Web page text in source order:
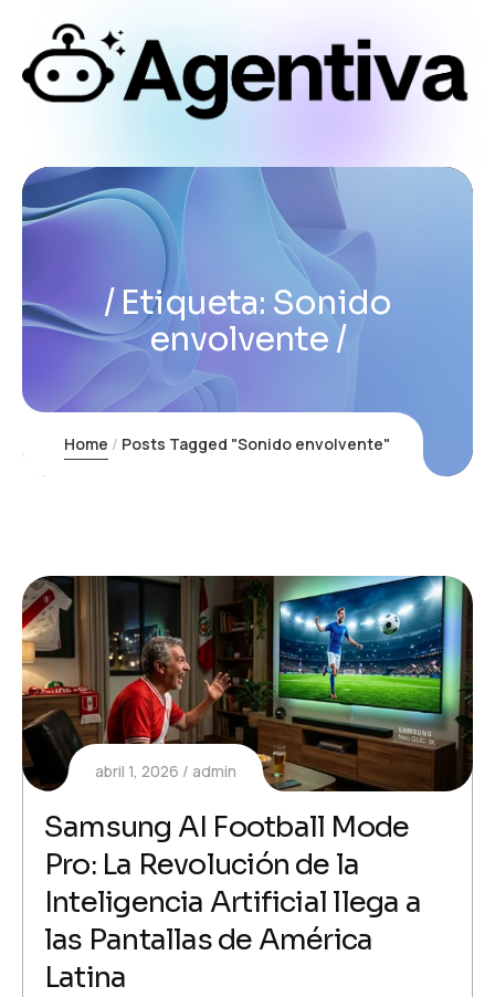
Etiqueta: Sonido
envolvente
Home Posts Tagged "Sonido envolvente"
abril 1, 2026 admin
Samsung AI Football Mode
Pro: La Revolución de la
Inteligencia Artificial llega a
las Pantallas de América
Latina